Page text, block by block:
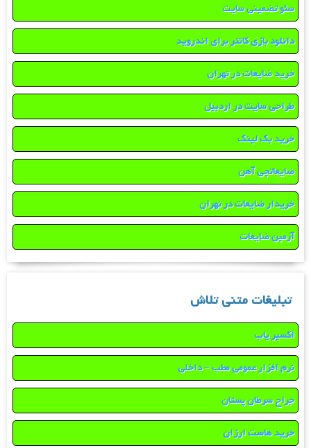
سئو تضمینی سایت
دانلود بازی کانتر برای اندروید
خرید ضایعات در تهران
طراحی سایت در اردبیل
خرید بک لینک
ضایعاتچی آهن
خریدار ضایعات در تهران
آرمین ضایعات
تبلیغات متنی تلاش
اکسیر یاب
نرم افزار عمومی مطب – داخلی
جراح سرطان پستان
خرید هاست ارزان